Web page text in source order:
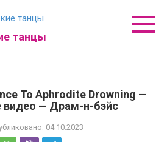
танцы
To Aphrodite Drowning —
видео — Драм-н-бэйс
04.10.2023